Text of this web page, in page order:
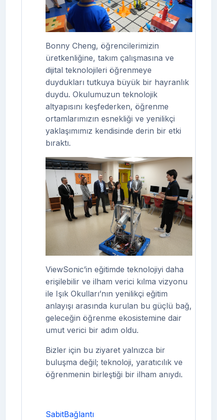
Bonny Cheng, öğrencilerimizin
üretkenliğine, takım çalışmasına ve
dijital teknolojileri öğrenmeye
duydukları tutkuya büyük bir hayranlık
duydu. Okulumuzun teknolojik
altyapısını keşfederken, öğrenme
ortamlarımızın esnekliği ve yenilikçi
yaklaşımımız kendisinde derin bir etki
bıraktı.
ViewSonic’in eğitimde teknolojiyi daha
erişilebilir ve ilham verici kılma vizyonu
ile Işık Okulları’nın yenilikçi eğitim
anlayışı arasında kurulan bu güçlü bağ,
geleceğin öğrenme ekosistemine dair
umut verici bir adım oldu.
Bizler için bu ziyaret yalnızca bir
buluşma değil; teknoloji, yaratıcılık ve
öğrenmenin birleştiği bir ilham anıydı.
SabitBağlantı